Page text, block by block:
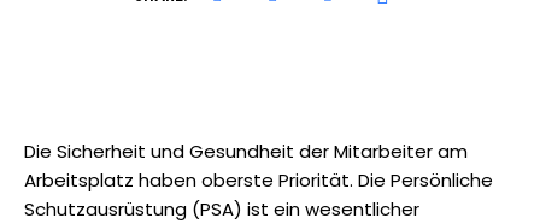
Die Sicherheit und Gesundheit der Mitarbeiter am
Arbeitsplatz haben oberste Priorität. Die Persönliche
Schutzausrüstung (PSA) ist ein wesentlicher